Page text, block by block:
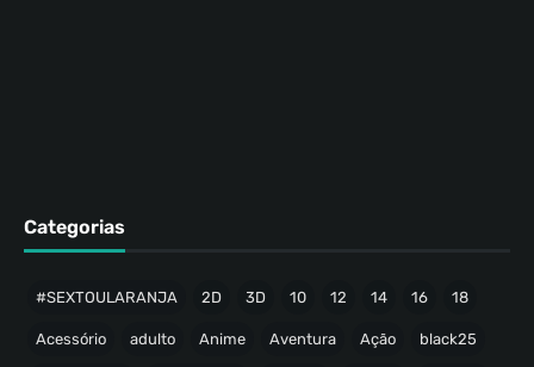
Categorias
#SEXTOULARANJA 2D 3D 10 12 14 16 18
Acessório adulto Anime Aventura Ação black25